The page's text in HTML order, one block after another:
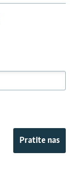
Pratite nas